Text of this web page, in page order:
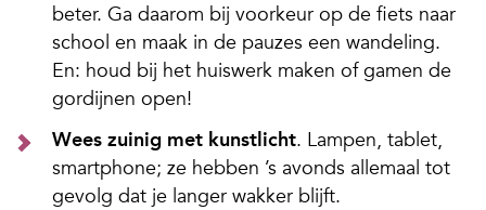
beter. Ga daarom bij voorkeur op de fiets naar
school en maak in de pauzes een wandeling.
En: houd bij het huiswerk maken of gamen de
gordijnen open!
Wees zuinig met kunstlicht. Lampen, tablet,
smartphone; ze hebben ’s avonds allemaal tot
gevolg dat je langer wakker blijft.